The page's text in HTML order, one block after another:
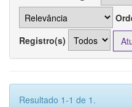
Registro(s)
Resultado 1-1 de 1.